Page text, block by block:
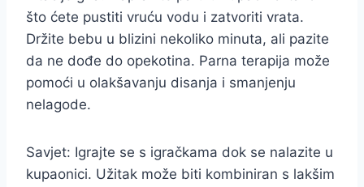
što ćete pustiti vruću vodu i zatvoriti vrata.
Držite bebu u blizini nekoliko minuta, ali pazite
da ne dođe do opekotina. Parna terapija može
pomoći u olakšavanju disanja i smanjenju
nelagode.
Savjet: Igrajte se s igračkama dok se nalazite u
kupaonici. Užitak može biti kombiniran s lakšim